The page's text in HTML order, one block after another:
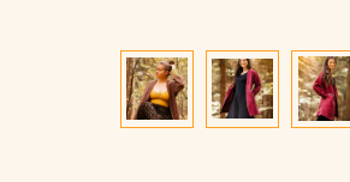
Bildergalerie überspringen